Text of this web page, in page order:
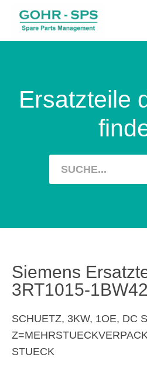
Ersatzteile
Siemens
3RT1015-
SCHUETZ, 3KW, 1OE, DC
STUECK